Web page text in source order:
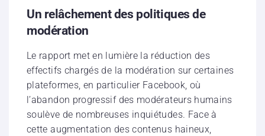
Un relâchement des politiques de
modération
Le rapport met en lumière la réduction des
effectifs chargés de la modération sur certaines
plateformes, en particulier Facebook, où
l’abandon progressif des modérateurs humains
soulève de nombreuses inquiétudes. Face à
cette augmentation des contenus haineux,